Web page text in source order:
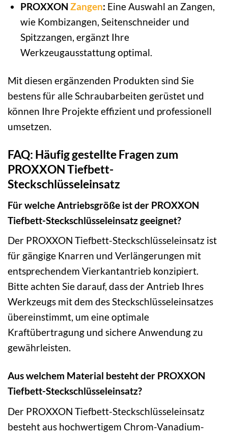
PROXXON Zangen: Eine Auswahl an Zangen,
wie Kombizangen, Seitenschneider und
Spitzzangen, ergänzt Ihre
Werkzeugausstattung optimal.
Mit diesen ergänzenden Produkten sind Sie
bestens für alle Schraubarbeiten gerüstet und
können Ihre Projekte effizient und professionell
umsetzen.
FAQ: Häufig gestellte Fragen zum
PROXXON Tiefbett-
Steckschlüsseleinsatz
Für welche Antriebsgröße ist der PROXXON
Tiefbett-Steckschlüsseleinsatz geeignet?
Der PROXXON Tiefbett-Steckschlüsseleinsatz ist
für gängige Knarren und Verlängerungen mit
entsprechendem Vierkantantrieb konzipiert.
Bitte achten Sie darauf, dass der Antrieb Ihres
Werkzeugs mit dem des Steckschlüsseleinsatzes
übereinstimmt, um eine optimale
Kraftübertragung und sichere Anwendung zu
gewährleisten.
Aus welchem Material besteht der PROXXON
Tiefbett-Steckschlüsseleinsatz?
Der PROXXON Tiefbett-Steckschlüsseleinsatz
besteht aus hochwertigem Chrom-Vanadium-